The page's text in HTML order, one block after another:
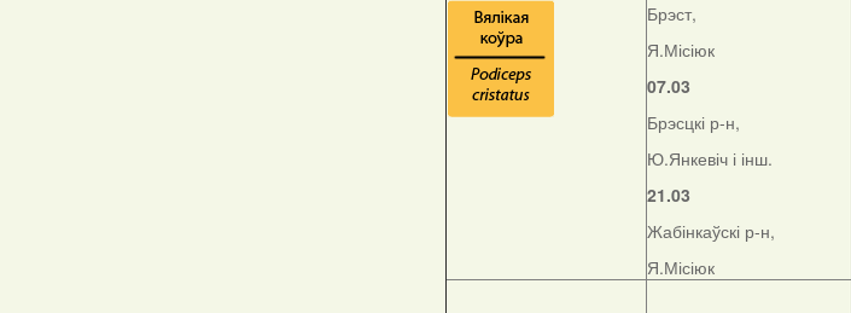
Брэст,
Я.Місіюк
07.03
Брэсцкі р-н,
Ю.Янкевіч і інш.
21.03
Жабінкаўскі р-н,
Я.Місіюк